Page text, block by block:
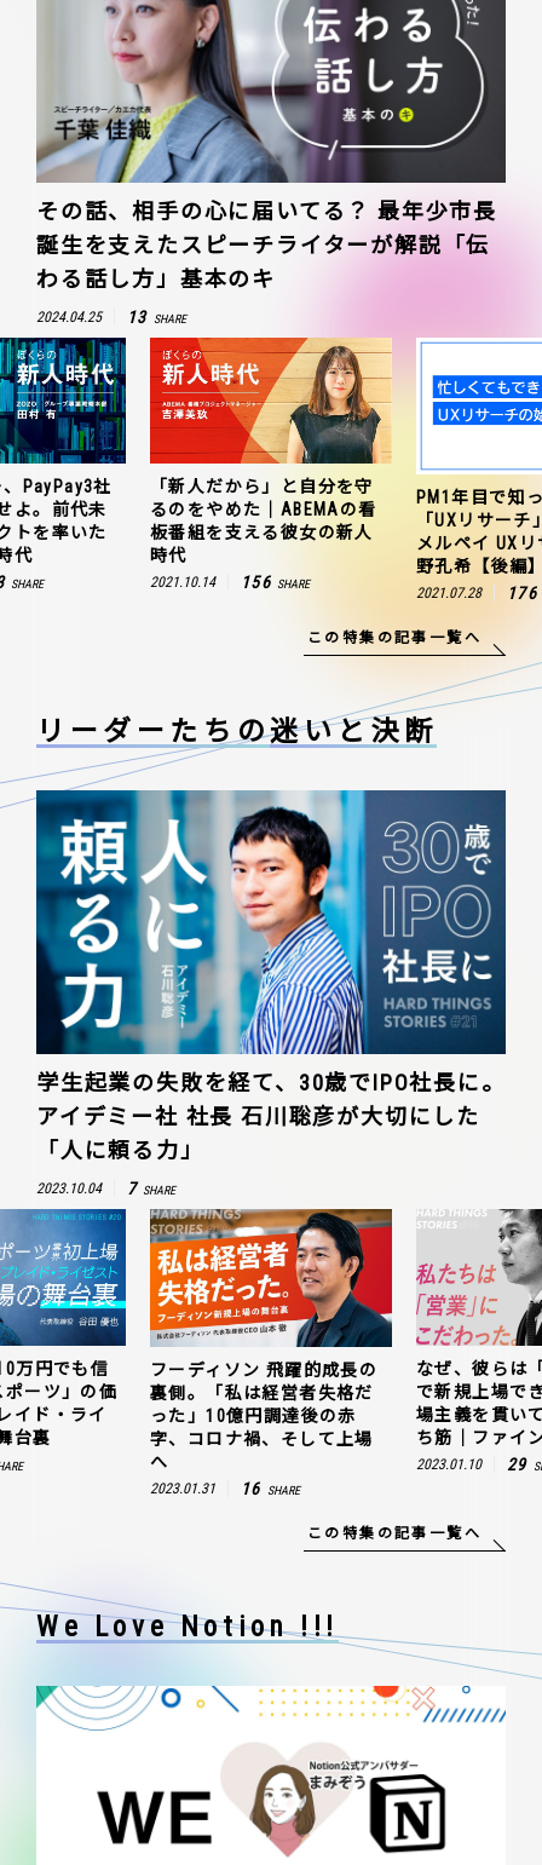
その話、相手の心に届いてる？ 最年少市長
誕生を支えたスピーチライターが解説「伝
わる話し方」基本のキ
2024.04.25 13 SHARE
PayPay3社
よ。前代未
トを率いた
代
SHARE
「新人だから」と自分を守
るのをやめた｜ABEMAの看
板番組を支える彼女の新人
時代
2021.10.14 156 SHARE
PM1年目で知
「UXリサー
メルペイ UX
野孔希【後編
2021.07.28 176
この特集の記事一覧へ
リーダーたちの迷いと決断
学生起業の失敗を経て、30歳でIPO社長に。
アイデミー社 社長 石川聡彦が大切にした
「人に頼る力」
2023.10.04 7 SHARE
万円でも信
ーツ」の価
イド・ライ
台裏
フーディソン 飛躍的成長の
裏側。「私は経営者失格だ
った」10億円調達後の赤
字、コロナ禍、そして上場
へ
2023.01.31 16 SHARE
なぜ、彼らは
で新規上場で
場主義を貫い
ち筋｜ファイ
2023.01.10 29
この特集の記事一覧へ
We Love Notion !!!